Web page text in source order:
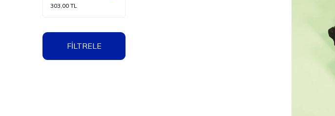
DIN228A Mors Konik
Saplı Kolay Değişebilir
Kılavuz Çekme
Başlıkları
303,00 TL
FİLTRELE